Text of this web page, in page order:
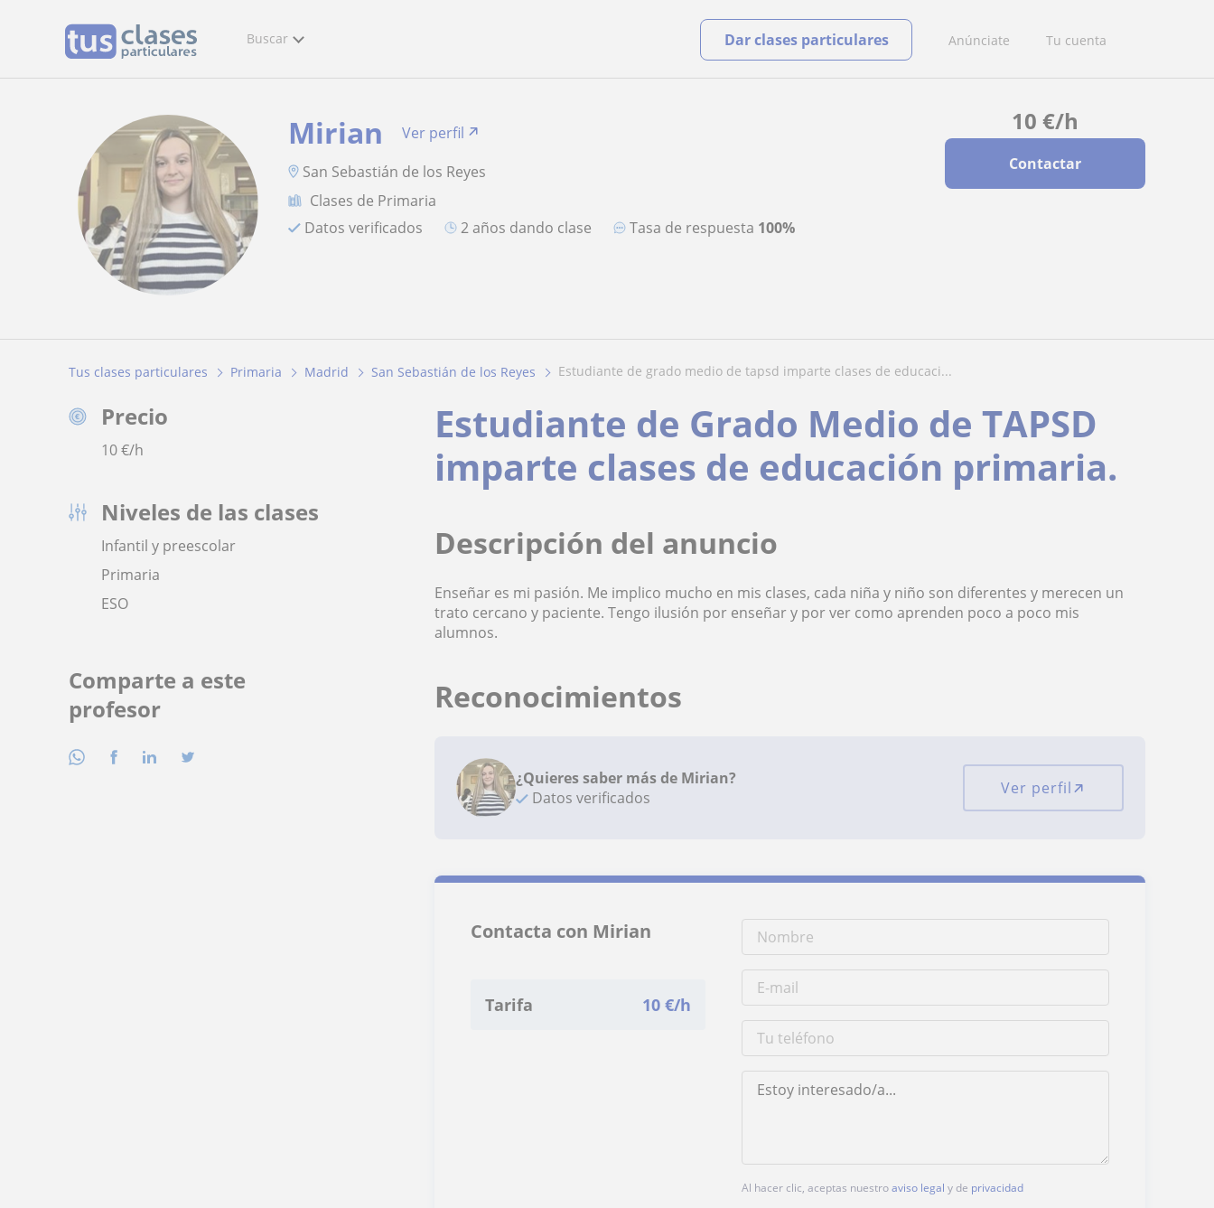
Buscar Anúnciate Tu cuenta
Dar clases particulares
10 €/h
Contactar
Mirian
Ver perfil
San Sebastián de los Reyes
Clases de Primaria
Datos verificados
2 años dando clase Tasa de respuesta 100%
Tus clases particulares Primaria Madrid San Sebastián de los Reyes estudiante de grado medio de tapsd imparte clases de educaci...
Precio
10€/h
Niveles de las clases
Infantil y preescolar
Primaria
ESO
Comparte a este
profesor
Estudiante de Grado Medio de TAPSD
imparte clases de educación primaria.
Descripción del anuncio
Enseñar es mi pasión. Me implico mucho en mis clases, cada niña y niño son diferentes y merecen un
trato cercano y paciente. Tengo ilusión por enseñar y por ver como aprenden poco a poco mis
alumnos.
Reconocimientos
¿Quieres saber más de Mirian?
Datos verificados
Ver perfil
Contacta con Mirian
Tarifa 10 €/h
Al hacer clic, aceptas nuestroaviso legal y de privacidad